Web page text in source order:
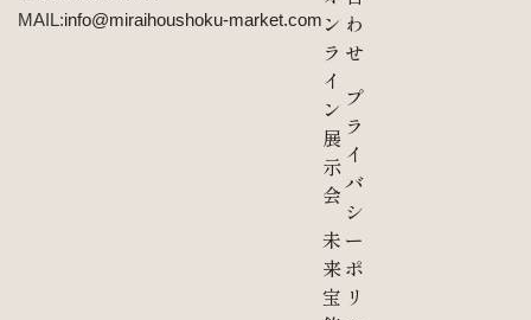
MAIL:info@miraihoushoku-market.com ン
ラ
イ
ン
展
示
会
未
来
宝
わ
せ
プ
ラ
イ
バ
シ
ー
ポ
リ